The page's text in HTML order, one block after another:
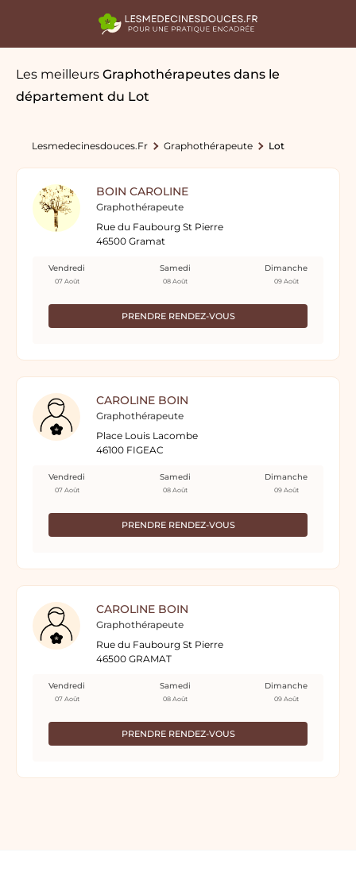
Les meilleurs Graphothérapeutes dans le
département du Lot
Lesmedecinesdouces.fr Graphothérapeute Lot
BOIN CAROLINE
Graphothérapeute
Rue du Faubourg St Pierre
46500 Gramat
PRENDRE RENDEZ-VOUS
Vendredi
07 Août
Samedi
08 Août
Dimanche
09 Août
CAROLINE BOIN
Graphothérapeute
Place Louis Lacombe
46100 FIGEAC
PRENDRE RENDEZ-VOUS
Vendredi
07 Août
Samedi
08 Août
Dimanche
09 Août
CAROLINE BOIN
Graphothérapeute
Rue du Faubourg St Pierre
46500 GRAMAT
PRENDRE RENDEZ-VOUS
Vendredi
07 Août
Samedi
08 Août
Dimanche
09 Août